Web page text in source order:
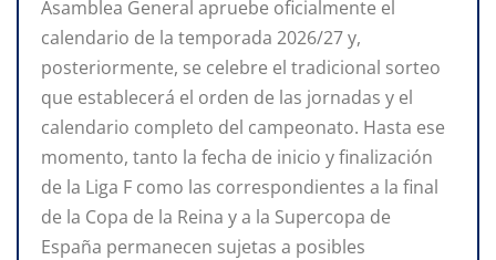
Asamblea General apruebe oficialmente el
calendario de la temporada 2026/27 y,
posteriormente, se celebre el tradicional sorteo
que establecerá el orden de las jornadas y el
calendario completo del campeonato. Hasta ese
momento, tanto la fecha de inicio y finalización
de la Liga F como las correspondientes a la final
de la Copa de la Reina y a la Supercopa de
España permanecen sujetas a posibles